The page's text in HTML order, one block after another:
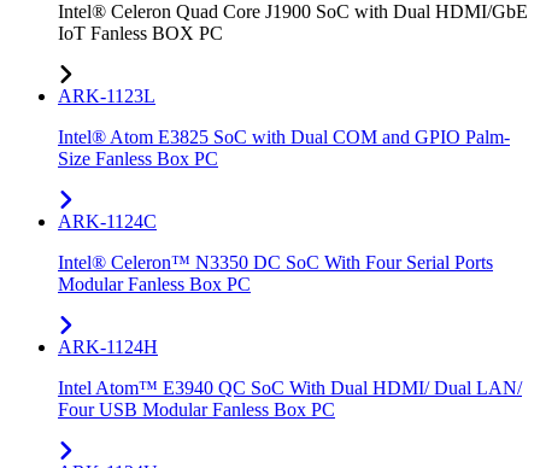
Intel® Celeron Quad Core J1900 SoC with Dual HDMI/GbE
IoT Fanless BOX PC
ARK-1123L
Intel® Atom E3825 SoC with Dual COM and GPIO Palm-
Size Fanless Box PC
ARK-1124C
Intel® Celeron™ N3350 DC SoC With Four Serial Ports
Modular Fanless Box PC
ARK-1124H
Intel Atom™ E3940 QC SoC With Dual HDMI/ Dual LAN/
Four USB Modular Fanless Box PC